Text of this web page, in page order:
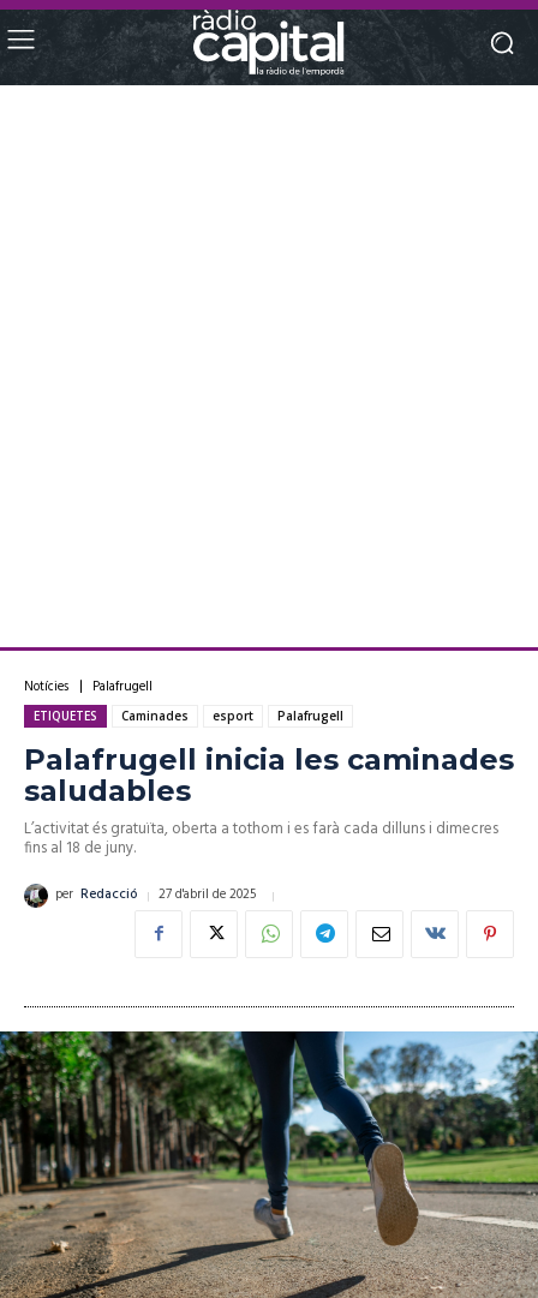
Notícies Palafrugell
ETIQUETES Caminades esport Palafrugell
Palafrugell inicia les caminades
saludables
L’activitat és gratuïta, oberta a tothom i es farà cada dilluns i dimecres
fins al 18 de juny.
per Redacció 27 d'abril de 2025